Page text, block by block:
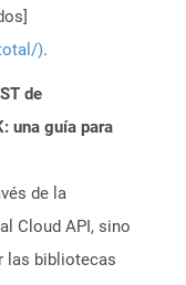
).
de
una guía para
de la
Cloud API, sino
las bibliotecas